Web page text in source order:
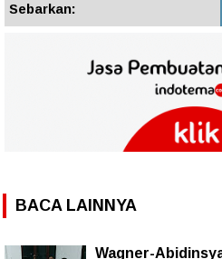
Sebarkan:
BACA LAINNYA
Wagner-